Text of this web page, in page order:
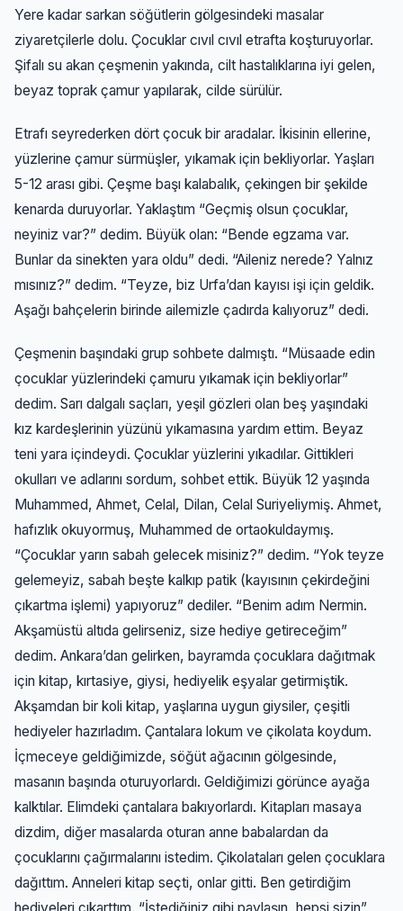
Yere kadar sarkan söğütlerin gölgesindeki masalar
ziyaretçilerle dolu. Çocuklar cıvıl cıvıl etrafta koşturuyorlar.
Şifalı su akan çeşmenin yakında, cilt hastalıklarına iyi gelen,
beyaz toprak çamur yapılarak, cilde sürülür.
Etrafı seyrederken dört çocuk bir aradalar. İkisinin ellerine,
yüzlerine çamur sürmüşler, yıkamak için bekliyorlar. Yaşları
5-12 arası gibi. Çeşme başı kalabalık, çekingen bir şekilde
kenarda duruyorlar. Yaklaştım “Geçmiş olsun çocuklar,
neyiniz var?” dedim. Büyük olan: “Bende egzama var.
Bunlar da sinekten yara oldu” dedi. “Aileniz nerede? Yalnız
mısınız?” dedim. “Teyze, biz Urfa’dan kayısı işi için geldik.
Aşağı bahçelerin birinde ailemizle çadırda kalıyoruz” dedi.
Çeşmenin başındaki grup sohbete dalmıştı. “Müsaade edin
çocuklar yüzlerindeki çamuru yıkamak için bekliyorlar”
dedim. Sarı dalgalı saçları, yeşil gözleri olan beş yaşındaki
kız kardeşlerinin yüzünü yıkamasına yardım ettim. Beyaz
teni yara içindeydi. Çocuklar yüzlerini yıkadılar. Gittikleri
okulları ve adlarını sordum, sohbet ettik. Büyük 12 yaşında
Muhammed, Ahmet, Celal, Dilan, Celal Suriyeliymiş. Ahmet,
hafızlık okuyormuş, Muhammed de ortaokuldaymış.
“Çocuklar yarın sabah gelecek misiniz?” dedim. “Yok teyze
gelemeyiz, sabah beşte kalkıp patik (kayısının çekirdeğini
çıkartma işlemi) yapıyoruz” dediler. “Benim adım Nermin.
Akşamüstü altıda gelirseniz, size hediye getireceğim”
dedim. Ankara’dan gelirken, bayramda çocuklara dağıtmak
için kitap, kırtasiye, giysi, hediyelik eşyalar getirmiştik.
Akşamdan bir koli kitap, yaşlarına uygun giysiler, çeşitli
hediyeler hazırladım. Çantalara lokum ve çikolata koydum.
İçmeceye geldiğimizde, söğüt ağacının gölgesinde,
masanın başında oturuyorlardı. Geldiğimizi görünce ayağa
kalktılar. Elimdeki çantalara bakıyorlardı. Kitapları masaya
dizdim, diğer masalarda oturan anne babalardan da
çocuklarını çağırmalarını istedim. Çikolataları gelen çocuklara
dağıttım. Anneleri kitap seçti, onlar gitti. Ben getirdiğim